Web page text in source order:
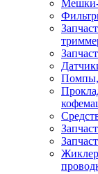
Мешки-
Помпы,